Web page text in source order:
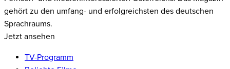
gehört zu den umfang- und erfolgreichsten des deutschen
Sprachraums.
Jetzt ansehen
TV-Programm